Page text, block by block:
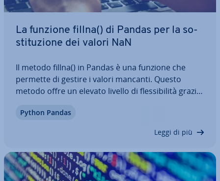
La funzione fillna() di Pandas per la so­
sti­tu­zio­ne dei valori NaN
Il metodo fillna() in Pandas è una funzione che
permette di gestire i valori mancanti. Questo
metodo offre un elevato livello di fles­si­bi­li­tà grazie
sti­tu­zio­ne dei valori NaN in base alle singole ap­pli­
Python Pandas
Leggi di più